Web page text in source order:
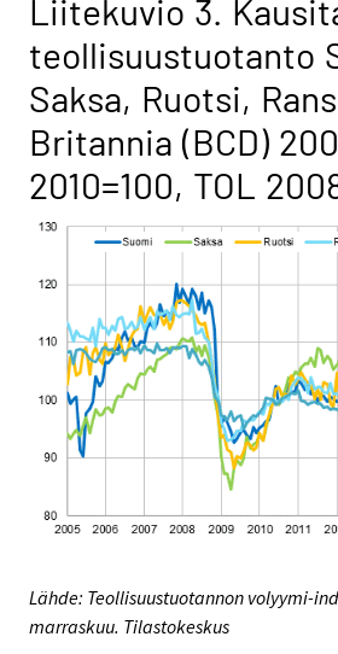
Liitekuvio 3.
teollisuustuotanto
Saksa, Ruotsi,
Britannia (BCD)
2010=100, TOL
Lähde: Teollisuustuotannon volyymi-
marraskuu. Tilastokeskus